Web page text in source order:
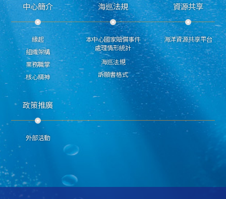
中心簡介
緣起
組織架構
業務職掌
核心精神
海巡法規
本中心國家賠償事件
處理情形統計
海巡法規
訴願書格式
資源共享
海洋資源共享平台
政策推廣
外部活動